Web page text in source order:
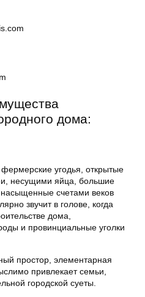
дома:
угодья, открытые
несущими яйца, большие
счетами веков
звучит в голове, когда
дома,
и провинциальные уголки
простор, элементарная
привлекает семьи,
городской суеты.